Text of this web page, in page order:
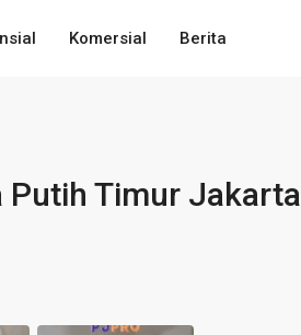
Komersial Berita
Putih Timur Jakarta